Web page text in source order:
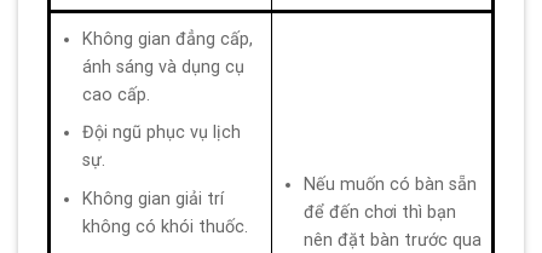
Không gian đẳng cấp,
ánh sáng và dụng cụ
cao cấp.
Đội ngũ phục vụ lịch
sự.
Không gian giải trí
không có khói thuốc.
Nếu muốn có bàn sẵn
để đến chơi thì bạn
nên đặt bàn trước qua